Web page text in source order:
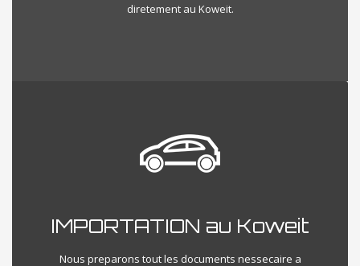
diretement au Koweit.
IMPORTATION au Koweit
Nous preparons tout les documents nessecaire a